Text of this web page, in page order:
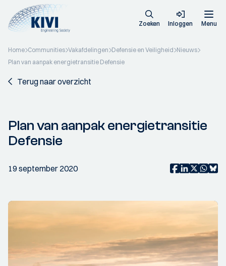
Zoeken Inloggen Menu
Home Communities Vakafdelingen Defensie en Veiligheid Nieuws
Plan van aanpak energietransitie Defensie
Terug naar overzicht
Plan van aanpak energietransitie
Defensie
19 september 2020